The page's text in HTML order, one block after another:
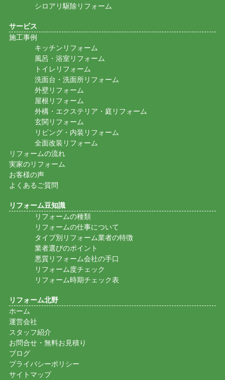
シロアリ駆除リフォーム
サービス
施工事例
キッチンリフォーム
風呂・浴室リフォーム
トイレリフォーム
洗面台・洗面所リフォーム
外壁リフォーム
屋根リフォーム
外構・エクステリア・庭リフォーム
玄関リフォーム
リビング・内装リフォーム
全面改装リフォーム
リフォームの流れ
実家のリフォーム
お客様の声
よくあるご質問
リフォーム豆知識
リフォームの種類
リフォームの仕事について
タイプ別リフォーム業者の特徴
業者選びのポイント
悪質リフォーム会社の手口
リフォーム度チェック
リフォーム時期チェック表
リフォーム北野
ホーム
運営会社
スタッフ紹介
お問合せ・無料お見積り
ブログ
プライバシーポリシー
サイトマップ